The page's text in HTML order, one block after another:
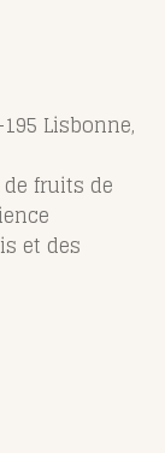
Lisbonne,
fruits de
et des